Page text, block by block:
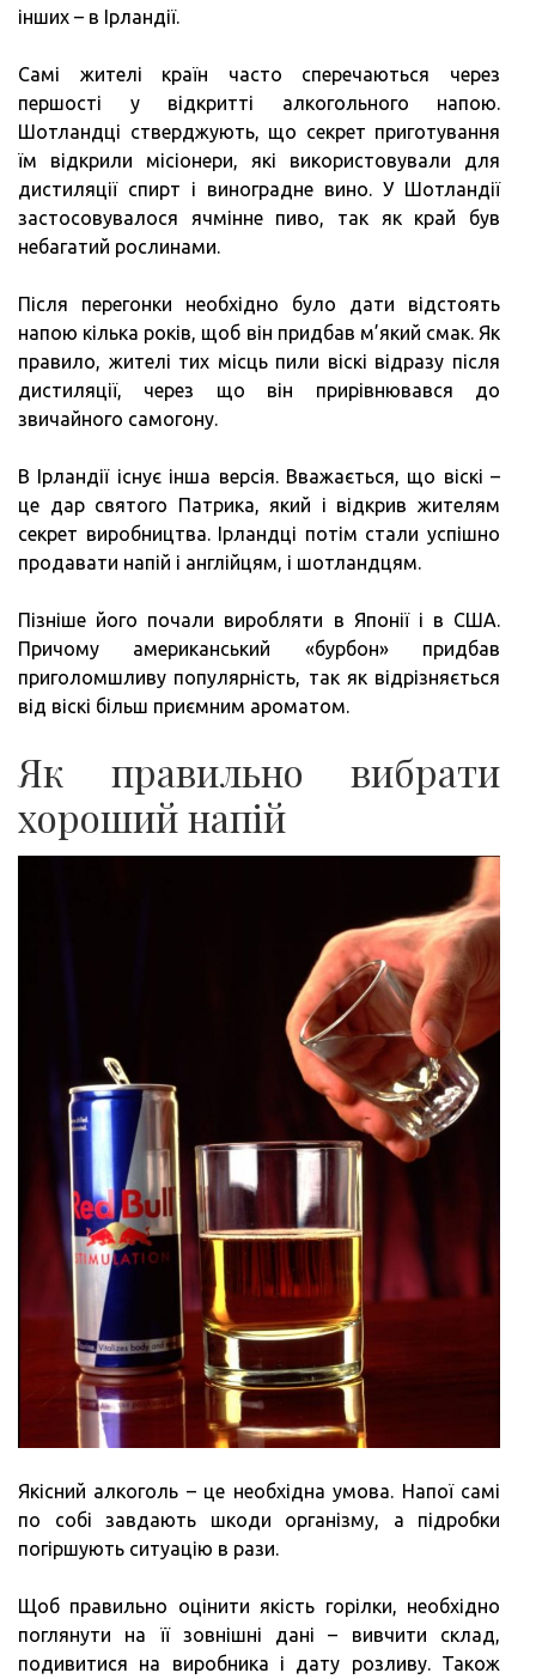
інших – в Ірландії.
Самі жителі країн часто сперечаються через
першості у відкритті алкогольного напою.
Шотландці стверджують, що секрет приготування
їм відкрили місіонери, які використовували для
дистиляції спирт і виноградне вино. У Шотландії
застосовувалося ячмінне пиво, так як край був
небагатий рослинами.
Після перегонки необхідно було дати відстоять
напою кілька років, щоб він придбав м’який смак. Як
правило, жителі тих місць пили віскі відразу після
дистиляції, через що він прирівнювався до
звичайного самогону.
В Ірландії існує інша версія. Вважається, що віскі –
це дар святого Патрика, який і відкрив жителям
секрет виробництва. Ірландці потім стали успішно
продавати напій і англійцям, і шотландцям.
Пізніше його почали виробляти в Японії і в США.
Причому американський «бурбон» придбав
приголомшливу популярність, так як відрізняється
від віскі більш приємним ароматом.
Як правильно вибрати
хороший напій
Якісний алкоголь – це необхідна умова. Напої самі
по собі завдають шкоди організму, а підробки
погіршують ситуацію в рази.
Щоб правильно оцінити якість горілки, необхідно
поглянути на її зовнішні дані – вивчити склад,
подивитися на виробника і дату розливу. Також